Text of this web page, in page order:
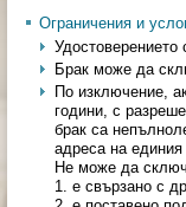
Ограничения и
Удостоверението
Брак може да
По изключение,
години, с
брак са
адреса на
Не може да
1. е свързано с